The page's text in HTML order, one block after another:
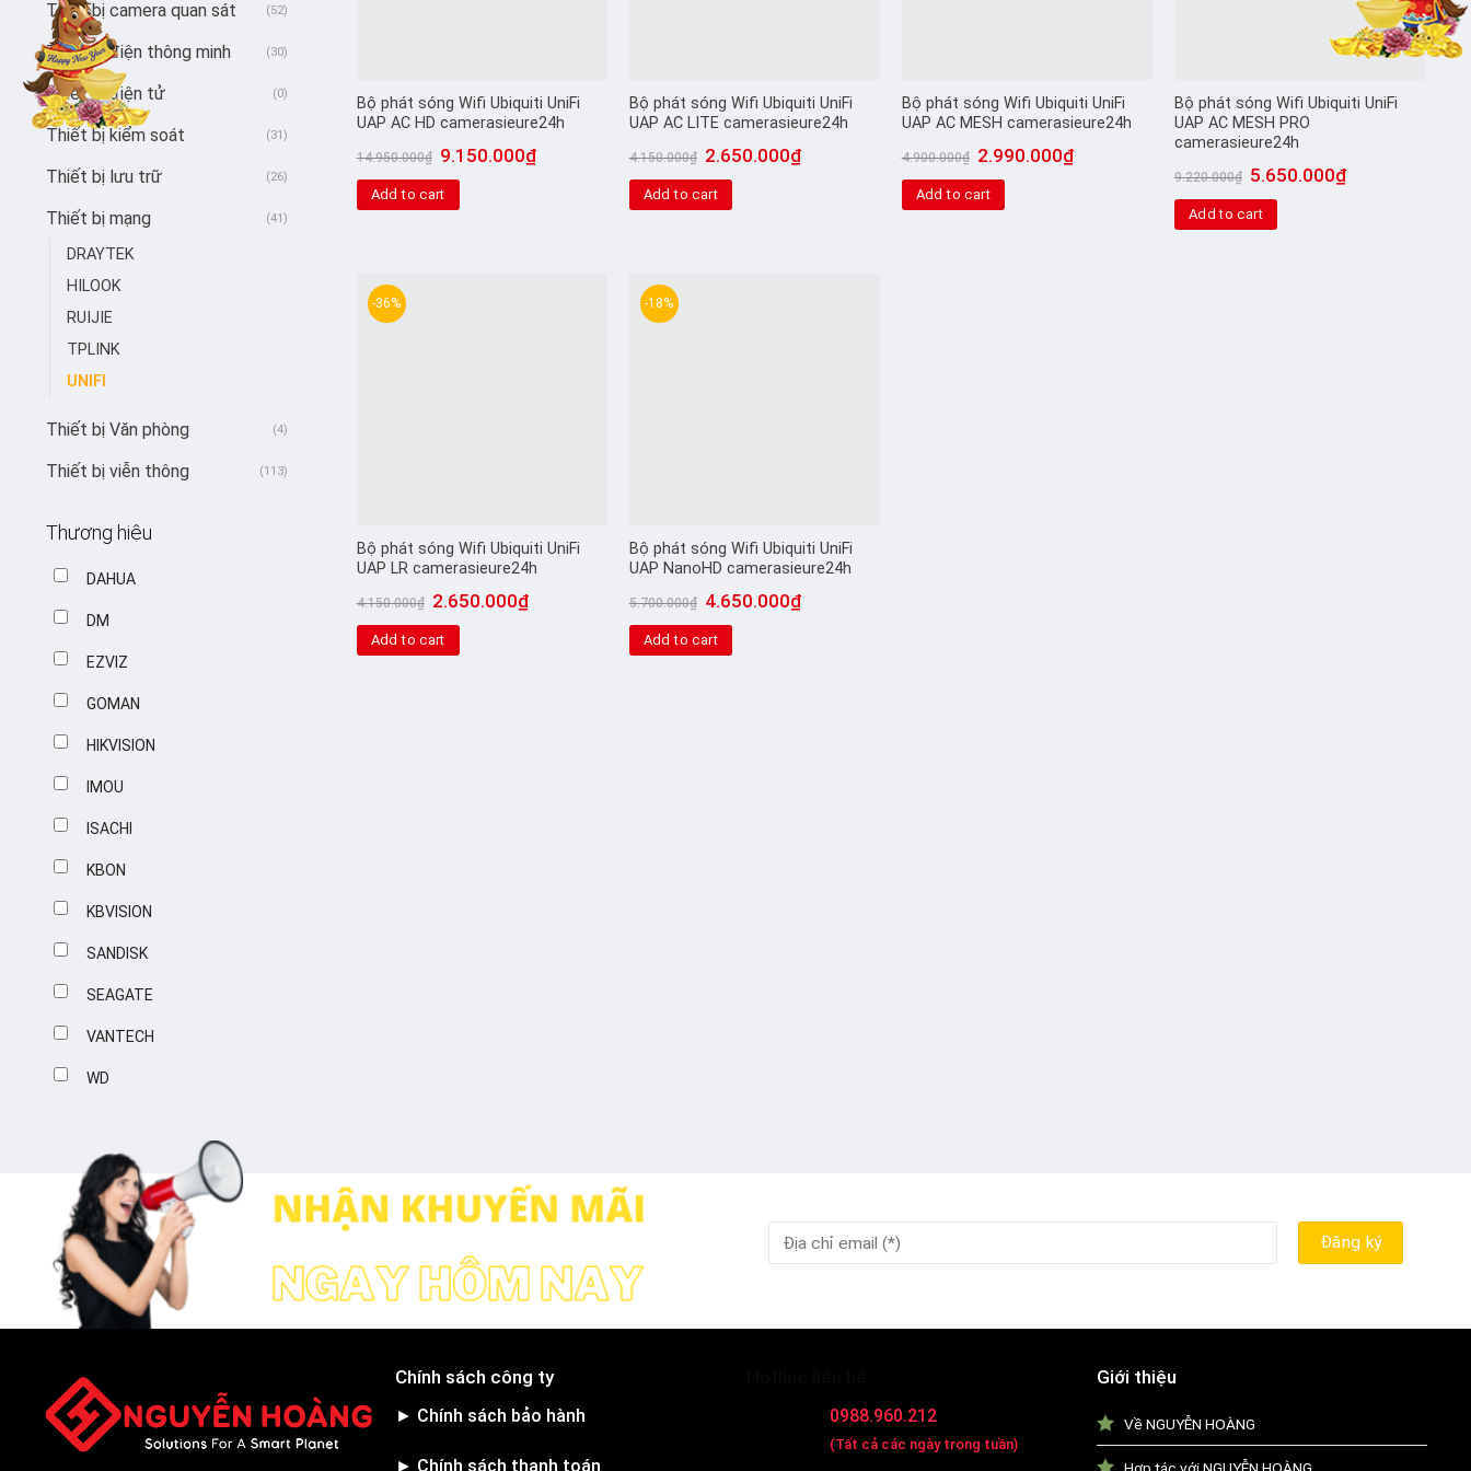
Thiết bị camera quan sát (52)
Thiết bị điện thông minh (30)
Thiết bị điện tử (0)
Thiết bị kiểm soát (31)
Thiết bị lưu trữ (26)
Thiết bị mạng (41)
DRAYTEK
HILOOK
RUIJIE
TPLINK
UNIFI
Thiết bị Văn phòng (4)
Thiết bị viễn thông (113)
Thương hiệu
DAHUA
DM
EZVIZ
GOMAN
HIKVISION
IMOU
ISACHI
KBON
KBVISION
SANDISK
SEAGATE
VANTECH
WD
Bộ phát sóng Wifi Ubiquiti UniFi
UAP AC HD camerasieure24h
14.950.000₫ 9.150.000₫
Add to cart
Bộ phát sóng Wifi Ubiquiti UniFi
UAP AC LITE camerasieure24h
4.150.000₫ 2.650.000₫
Add to cart
Bộ phát sóng Wifi Ubiquiti UniFi
UAP AC MESH camerasieure24h
4.900.000₫ 2.990.000₫
Add to cart
Bộ phát sóng Wifi Ubiquiti UniFi
UAP AC MESH PRO
camerasieure24h
9.220.000₫ 5.650.000₫
Add to cart
-36%
Bộ phát sóng Wifi Ubiquiti UniFi
UAP LR camerasieure24h
4.150.000₫ 2.650.000₫
Add to cart
-18%
Bộ phát sóng Wifi Ubiquiti UniFi
UAP NanoHD camerasieure24h
5.700.000₫ 4.650.000₫
Add to cart
Chính sách công ty
► Chính sách bảo hành
► Chính sách thanh toán
0988.960.212
(Tất cả các ngày trong tuần)
Giới thiệu
Về NGUYỄN HOÀNG
Hợp tác với NGUYỄN HOÀNG